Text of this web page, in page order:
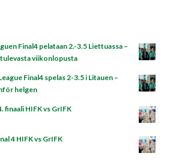
Final4 pelataan 2.-3.5 Liettuassa –
viikonlopusta
Final4 spelas 2-3.5 i Litauen –
helgen
HIFK vs GrIFK
4 HIFK vs GrIFK